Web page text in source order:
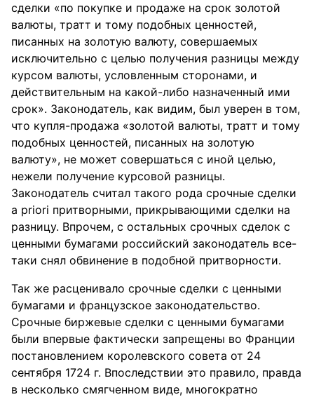
сделки «по покупке и продаже на срок золотой
валюты, тратт и тому подобных ценностей,
писанных на золотую валюту, совершаемых
исключительно с целью получения разницы между
курсом валюты, условленным сторонами, и
действительным на какой-либо назначенный ими
срок». Законодатель, как видим, был уверен в том,
что купля-продажа «золотой валюты, тратт и тому
подобных ценностей, писанных на золотую
валюту», не может совершаться с иной целью,
нежели получение курсовой разницы.
Законодатель считал такого рода срочные сделки
a priori притворными, прикрывающими сделки на
разницу. Впрочем, с остальных срочных сделок с
ценными бумагами российский законодатель все-
таки снял обвинение в подобной притворности.
Так же расценивало срочные сделки с ценными
бумагами и французское законодательство.
Срочные биржевые сделки с ценными бумагами
были впервые фактически запрещены во Франции
постановлением королевского совета от 24
сентября 1724 г. Впоследствии это правило, правда
в несколько смягченном виде, многократно